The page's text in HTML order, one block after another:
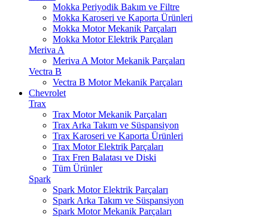
Mokka Periyodik Bakım ve Filtre
Mokka Karoseri ve Kaporta Ürünleri
Mokka Motor Mekanik Parçaları
Mokka Motor Elektrik Parçaları
Meriva A
Meriva A Motor Mekanik Parçaları
Vectra B
Vectra B Motor Mekanik Parçaları
Chevrolet
Trax
Trax Motor Mekanik Parçaları
Trax Arka Takım ve Süspansiyon
Trax Karoseri ve Kaporta Ürünleri
Trax Motor Elektrik Parçaları
Trax Fren Balatası ve Diski
Tüm Ürünler
Spark
Spark Motor Elektrik Parçaları
Spark Arka Takım ve Süspansiyon
Spark Motor Mekanik Parçaları